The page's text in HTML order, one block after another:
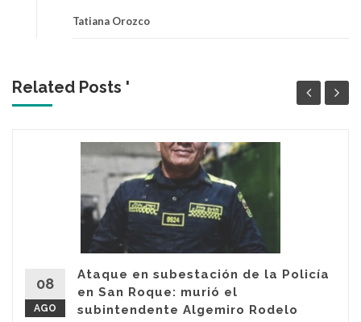
Tatiana Orozco
Related Posts '
08
AGO
Ataque en subestación de la Policía
en San Roque: murió el
subintendente Algemiro Rodelo